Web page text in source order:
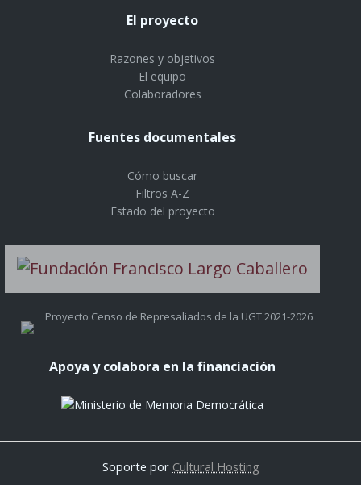
El proyecto
Razones y objetivos
El equipo
Colaboradores
Fuentes documentales
Cómo buscar
Filtros A-Z
Estado del proyecto
Proyecto Censo de Represaliados de la UGT 2021-2026
Apoya y colabora en la financiación
Soporte por Cultural Hosting